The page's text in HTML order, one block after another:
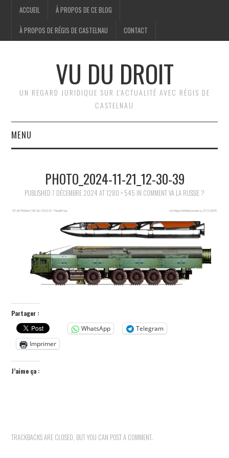
ACCUEIL À PROPOS DE CE BLOG
À PROPOS DE RÉGIS DE CASTELNAU CONTACT
VU DU DROIT
UN REGARD JURIDIQUE SUR L'ACTUALITÉ AVEC RÉGIS DE
CASTELNAU
MENU
BRÈVES
JURIDIQUE
HISTOIRE
SPORT
PHOTO_2024-11-21_12-30-39
PUBLISHED 7 DÉCEMBRE 2024 AT1280 × 545 IN COMMENT VA LA RUSSIE ?
Partager :
WhatsApp
Telegram
Imprimer
J’aime ça :
TRACKBACKS ARE CLOSED, BUT YOU CAN POST A COMMENT.